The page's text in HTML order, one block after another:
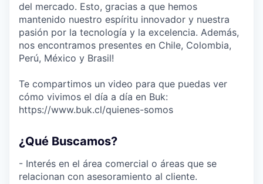
del mercado. Esto, gracias a que hemos
mantenido nuestro espíritu innovador y nuestra
pasión por la tecnología y la excelencia. Además,
nos encontramos presentes en Chile, Colombia,
Perú, México y Brasil!
Te compartimos un video para que puedas ver
cómo vivimos el día a día en Buk:
https://www.buk.cl/quienes-somos
¿Qué Buscamos?
- Interés en el área comercial o áreas que se
relacionan con asesoramiento al cliente.